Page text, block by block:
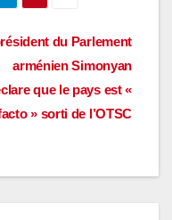
du Parlement
arménien Simonyan
que le pays est «
» sorti de l’OTSC